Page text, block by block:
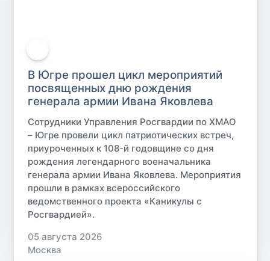
В Югре прошел цикл мероприятий
посвященных дню рождения
генерала армии Ивана Яковлева
Сотрудники Управления Росгвардии по ХМАО
– Югре провели цикл патриотических встреч,
приуроченных к 108-й годовщине со дня
рождения легендарного военачальника
генерала армии Ивана Яковлева. Мероприятия
прошли в рамках всероссийского
ведомственного проекта «Каникулы с
Росгвардией».
05 августа 2026
Москва